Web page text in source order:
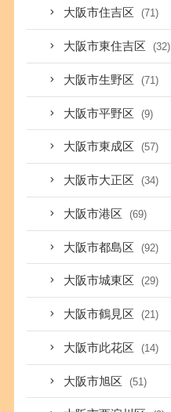
大阪市住吉区 (71)
大阪市東住吉区 (32)
大阪市生野区 (71)
大阪市平野区 (9)
大阪市東成区 (57)
大阪市大正区 (34)
大阪市港区 (69)
大阪市都島区 (92)
大阪市城東区 (29)
大阪市鶴見区 (21)
大阪市此花区 (14)
大阪市旭区 (51)